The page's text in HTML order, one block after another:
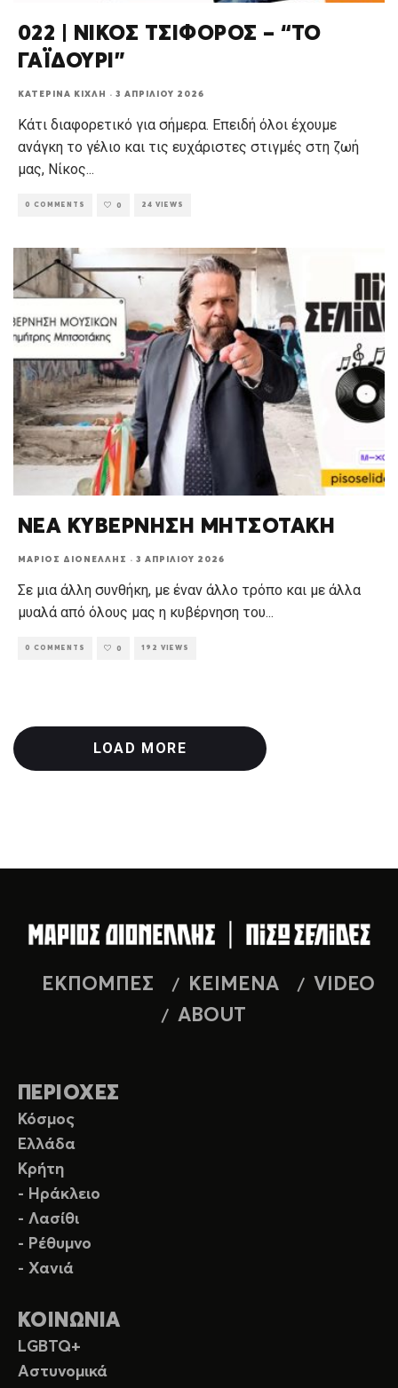
022 | ΝΙΚΟΣ ΤΣΙΦΟΡΟΣ – “ΤΟ
ΓΑΪΔΟΥΡΙ”
ΚΑΤΕΡΊΝΑ ΚΊΧΛΗ · 3 ΑΠΡΙΛΊΟΥ 2026
Κάτι διαφορετικό για σήμερα. Επειδή όλοι έχουμε
ανάγκη το γέλιο και τις ευχάριστες στιγμές στη ζωή
μας, Νίκος...
0 COMMENTS 0 24 VIEWS
ΝΕΑ ΚΥΒΕΡΝΗΣΗ ΜΗΤΣΟΤΑΚΗ
ΜΆΡΙΟΣ ΔΙΟΝΈΛΛΗΣ · 3 ΑΠΡΙΛΊΟΥ 2026
Σε μια άλλη συνθήκη, με έναν άλλο τρόπο και με άλλα
μυαλά από όλους μας η κυβέρνηση του...
0 COMMENTS 0 192 VIEWS
LOAD MORE
ΕΚΠΟΜΠΕΣ ΚΕΙΜΕΝΑ
VIDEO
ABOUT
ΠΕΡΙΟΧΕΣ
Κόσμος
Ελλάδα
Κρήτη
- Ηράκλειο
- Λασίθι
- Ρέθυμνο
- Χανιά
ΚΟΙΝΩΝΙΑ
LGBTQ+
Αστυνομικά